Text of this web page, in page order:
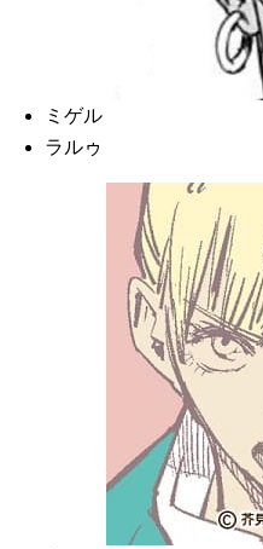
ミゲル
ラルゥ